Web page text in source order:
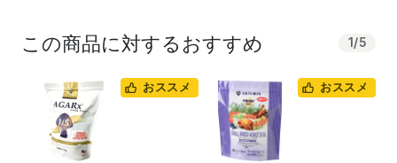
この商品に対するおすすめ 1 /5
おススメ おススメ